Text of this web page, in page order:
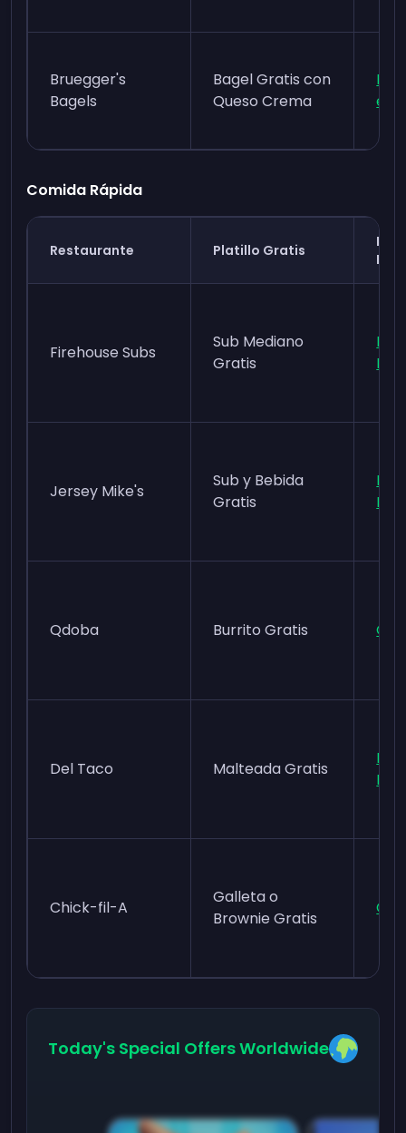
Bruegger's
Bagels
Bagel Gratis con
Queso Crema
Comida Rápida
Restaurante Platillo Gratis
Firehouse Subs
Sub Mediano
Gratis
Jersey Mike's
Sub y Bebida
Gratis
Qdoba Burrito Gratis
Del Taco Malteada Gratis
Del
Chick-fil-A
Galleta o
Brownie Gratis
Today's Special Offers Worldwide